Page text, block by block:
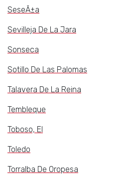
SeseÃ±a
Sevilleja De La Jara
Sonseca
Sotillo De Las Palomas
Talavera De La Reina
Tembleque
Toboso, El
Toledo
Torralba De Oropesa